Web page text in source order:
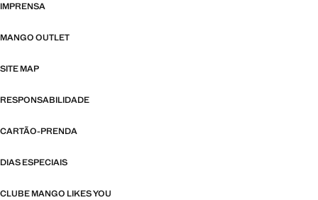
IMPRENSA
MANGO OUTLET
SITE MAP
RESPONSABILIDADE
CARTÃO-PRENDA
DIAS ESPECIAIS
CLUBE MANGO LIKES YOU